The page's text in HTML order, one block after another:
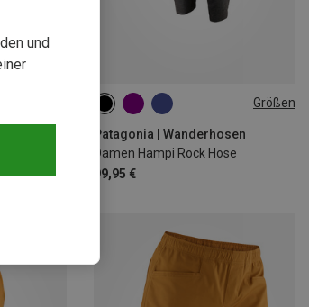
Größen
Patagonia | Wanderhosen
Damen Hampi Rock Hose
99,95 €
XS S S
und